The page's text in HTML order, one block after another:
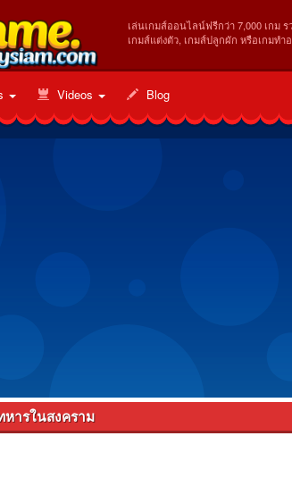
เล่นเกมส์ออนไลน์ฟรีกว่า 7,000 เกม
เกมส์แต่งตัว, เกมส์ปลูกผัก หรือเกมท
Videos Blog
หารในสงคราม